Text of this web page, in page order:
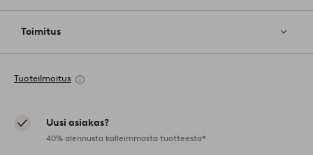
Toimitus
Tuoteilmoitus
Uusi asiakas?
40% alennusta kalleimmasta tuotteesta*